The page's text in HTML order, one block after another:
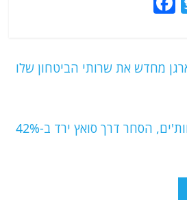
er
e
o
מחדש את שרותי הביטחון שלו
כתוצאה מהתקפות החות'ים, הסחר דרך סואץ ירד ב-42%